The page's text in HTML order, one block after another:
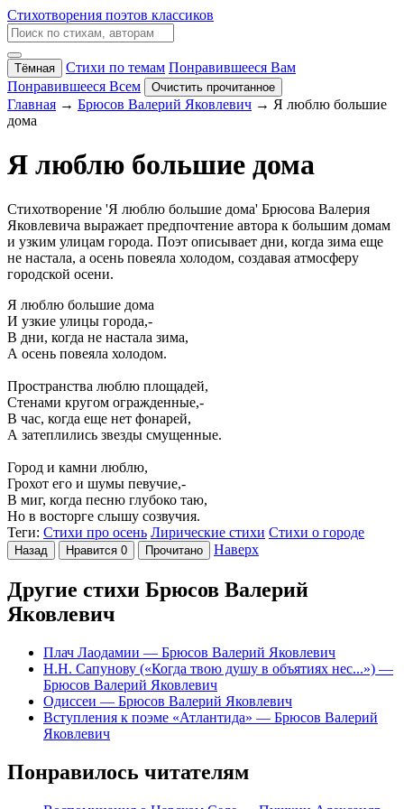
Стихотворения поэтов классиков
Тёмная Стихи по темам Понравившееся Вам
Понравившееся Всем
Очистить прочитанное
Главная → Брюсов Валерий Яковлевич → Я люблю большие
дома
Я люблю большие дома
Стихотворение 'Я люблю большие дома' Брюсова Валерия
Яковлевича выражает предпочтение автора к большим домам
и узким улицам города. Поэт описывает дни, когда зима еще
не настала, а осень повеяла холодом, создавая атмосферу
городской осени.
Я люблю большие дома
И узкие улицы города,-
В дни, когда не настала зима,
А осень повеяла холодом.
Пространства люблю площадей,
Стенами кругом огражденные,-
В час, когда еще нет фонарей,
А затеплились звезды смущенные.
Город и камни люблю,
Грохот его и шумы певучие,-
В миг, когда песню глубоко таю,
Но в восторге слышу созвучия.
Теги: Стихи про осень Лирические стихи Стихи о городе
Назад Нравится 0 Прочитано Наверх
Другие стихи Брюсов Валерий
Яковлевич
Плач Лаодамии — Брюсов Валерий Яковлевич
Н.Н. Сапунову («Когда твою душу в объятиях нес...») —
Брюсов Валерий Яковлевич
Одиссеи — Брюсов Валерий Яковлевич
Вступления к поэме «Атлантида» — Брюсов Валерий
Яковлевич
Понравилось читателям